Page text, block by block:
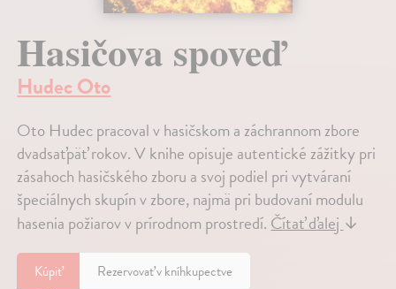
Hasičova spoveď
Hudec Oto
Oto Hudec pracoval v hasičskom a záchrannom zbore
dvadsaťpäť rokov. V knihe opisuje autentické zážitky pri
zásahoch hasičského zboru a svoj podiel pri vytváraní
špeciálnych skupín v zbore, najmä pri budovaní modulu
hasenia požiarov v prírodnom prostredí.Čítať ďalej↓
Kúpiť Rezervovať v kníhkupectve